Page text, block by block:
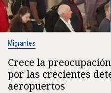
Migrantes
Crece la
por las crecientes
aeropuertos